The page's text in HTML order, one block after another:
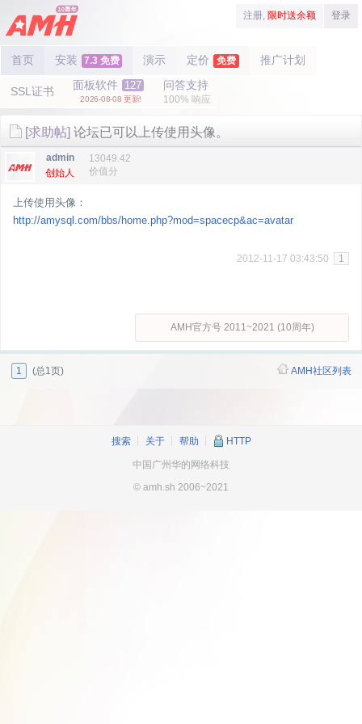
注册, 限时送余额 登录
首页 安装 7.3 免费 演示 定价 免费 推广计划
SSL证书 面板软件 127
2026-08-08 更新!
问答支持
100% 响应
[求助帖] 论坛已可以上传使用头像。
admin
创始人
13049.42
价值分
上传使用头像：
http://amysql.com/bbs/home.php?mod=spacecp&ac=avatar
2012-11-17 03:43:50 1
AMH官方号 2011~2021 (10周年)
1 (总1页) AMH社区列表
搜索┊ 关于┊ 帮助 HTTP
中国广州华的网络科技
© amh.sh 2006~2021